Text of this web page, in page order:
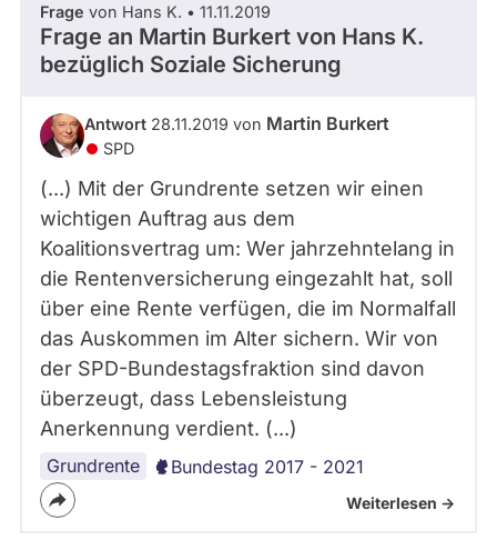
Frage von Hans K. • 11.11.2019
Frage an Martin Burkert von Hans K.
bezüglich Soziale Sicherung
Antwort 28.11.2019 von Martin Burkert
SPD
(...) Mit der Grundrente setzen wir einen
wichtigen Auftrag aus dem
Koalitionsvertrag um: Wer jahrzehntelang in
die Rentenversicherung eingezahlt hat, soll
über eine Rente verfügen, die im Normalfall
das Auskommen im Alter sichern. Wir von
der SPD-Bundestagsfraktion sind davon
überzeugt, dass Lebensleistung
Anerkennung verdient. (...)
Grundrente Bundestag 2017 - 2021
Weiterlesen ->